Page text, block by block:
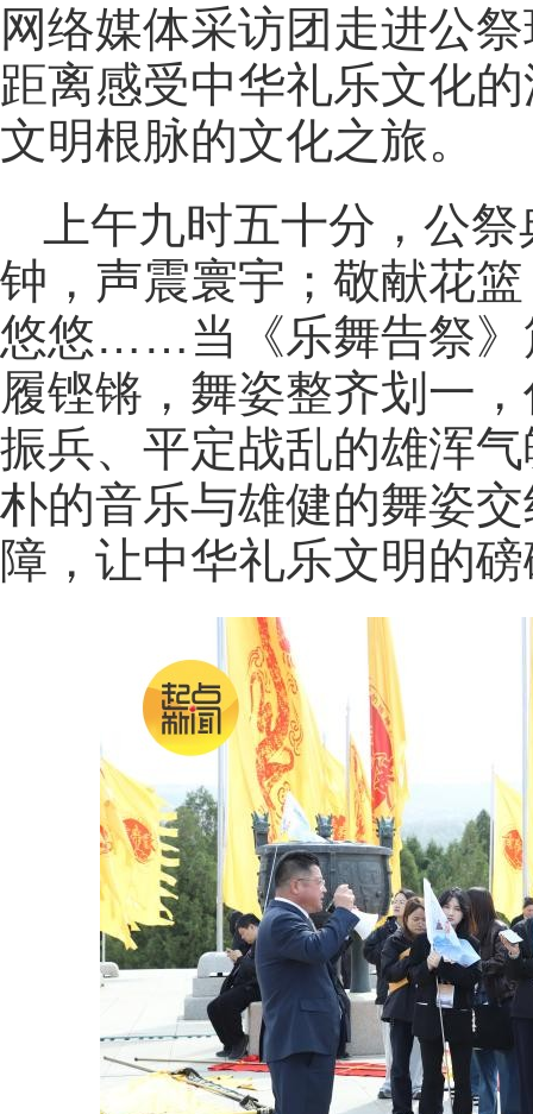
网络媒体采访团走进公
距离感受中华礼乐文化
文明根脉的文化之旅。
上午九时五十分，公
钟，声震寰宇；敬献花
悠悠……当《乐舞告祭》
履铿锵，舞姿整齐划一
振兵、平定战乱的雄浑
朴的音乐与雄健的舞姿
障，让中华礼乐文明的